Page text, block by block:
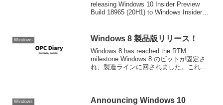
releasing Windows 10 Insider Preview
Build 18965 (20H1) to Windows Insiders
Windows Windows 8 製品版リリース！
Windows 8 has reached the RTM
milestone Windows 8 のビットが固定さ
れ、製造ラインに回されました。これで
Windows
Announcing Windows 10